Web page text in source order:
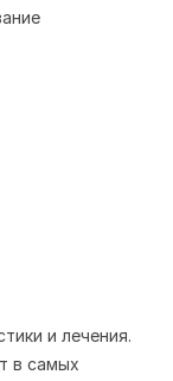
и лечения.
в самых